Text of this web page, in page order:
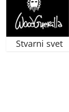
Stvarni svet